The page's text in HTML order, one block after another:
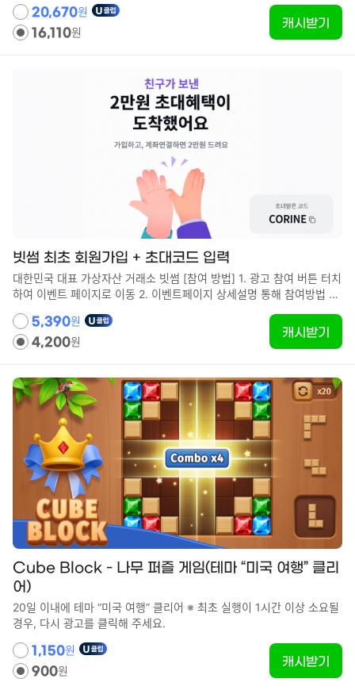
기의 "광고 추적 제한" 설정이 켜져 있거나 "Do Not Track" 설정이 켜
져 있는 경우, 성과 대상에서 제외됩니다. ▼주의사항 ·광고 클릭 후 1시
간 이내에 앱을 처음 실행하지 않으면, 성과가 반영되지 않을 수 있습니
회만 참여 가능) ※ 다른 성과 지점에서 광고에 참여한 적이 있더라도 성
과가 인정되지 않습니다. ·과거에 동일 앱으로 광고에 참여한 이력이 있
는 경우, 다른 기기로 최초 설치를 하더라도 성과가 반영되지 않습니다. ·
성과 달성 후 포인트가 적립되기까지 최대 24시간이 소요될 수 있습니
다. ·앱 내 캠페인(이벤트)은 예고 없이 변경되거나 종료될 수 있습니다.
·기기의 "앱 트래킹 요청 허용" 설정이 꺼져 있는 경우, 포인트를 획득하
지 못할 수 있습니다. ·URL을 다른 사용자와 공유하거나 복사한 URL을
사용하는 것을 삼가해 주세요. 복사한 URL을 통한 설치는 성과 대상에
서 제외됩니다. ·광고 ID를 의도적으로 삭제하거나 초기화하는 경우, 부
정 이용으로 간주될 수 있으므로 삭제나 초기화를 삼가해 주세요. ·앱 내
한 경우, 조사가 어려울 수 있습니다. 【라이브 종료후 성과접수기간】
종료일을 포함하여 30일간 ※상기 기간 내에 성과조건을 달성하지 않았
을 경우 미승인 처리됩니다. ▼성과 조사에 대해서 ·본 조사는 앱 설치를
성과 조건을 달성하더라도 포인트 지급 대상에서 제외됩니다. ·성과 요
건을 달성했음에도 포인트가 지급되지 않을 경우, 본 사이트의 문의 폼
사가 완료되기 전에 앱을 삭제하면 성과 조사 대상에서 제외됩니다. ·포
인트 미지급에 대한 조사를 위해 아래의 정보가 필요하니 준비해 주세
요. ①성과도달일시 ②UID(텍스트) ※유저ID(UID)：설정 → 피드백
→ 메일에 표시
주합니다. ※ ※ 광고 클릭 후 1시간 이내에 반드시 앱을 최초 실행해야 합
니다. ※ ※ 동일한 앱으로 여러 캠페인이 진행 중인 경우, 최초 설치된 캠
치 시점의 조건이 적용됩니다. 획득 조건 달성 기한은 설치일로부터 35
일 이내, 문의 접수 기한은 설치일로부터 42일 이내입니다. ■ 주의사항
・광고 클릭 후 1시간 이내에 최초 실행까지 완료하지 않을 경우, 획득
대상에서 제외될 수 있습니다. ・1시간 이상 소요될 경우, 앱 최초 실행
전에 광고를 다시 클릭해 주십시오. ・동일한 앱으로 캠페인 참여는 1인
1회만 가능합니다. (OS가 달라도 1회만 참여 가능) (과거 동일한 앱으로
캠페인에 참여하고 다른 기기에서 최초 설치한 경우에도 획득 대상에서
제외됩니다.) ・광고 클릭부터 획득 조건 달성까지 통신 환경을 변경할
경우, 획득 대상에서 제외될 수 있습니다. ・광고 클릭부터 획득까지 동
일한 표준 브라우저 내에서 이동하지 않을 경우, 획득 대상에서 제외됩
니다. ・조건 달성 후 보상 반영까지 최대 24시간이 소요될 수 있습니
다. ・캠페인은 예고 없이 변경 또는 종료될 수 있습니다. ・기기의 "앱
추적 허용" 설정이 OFF인 경우, 보상을 획득하지 못할 수 있습니다. 설
정 → 개인 정보 보호 → 추적 → "앱 추적 허용"을 ON으로 설정해 주십
시오. ・URL을 다른 사용자에게 공유하거나 복사한 URL을 이용한 캠페
인 소개는 삼가해 주십시오. ※복사한 URL을 통한 캠페인 접속은 획득
대상에서 제외됩니다. ※의도적으로 광고 ID를 삭제 또는 재설정한 경우,
부정 사용으로 판단될 수 있으므로 삭제 또는 재설정을 삼가해 주십시
도전 중(또는 포인트 통장)에 반영되지 않는 경우 ※참여 중에 반영되더
라도 두 번째 참여인 경우 획득 대상에서 제외됩니다. ・공용 Wi-Fi를 사
용하여 설치하거나 획득 조건을 달성한 경우 ・다른 기기에서 동일한 IP
로 설치하거나 획득 조건을 달성한 경우 ※다른 기기나 가족, 친구와 동
일한 IP 주소로 설치하는 경우도 대상에서 제외됩니다. ・회선이 불안정
한 상태에서 설치한 경우 ・설치가 다른 광고 성과로 간주되는 경우 ・
설치 전후에 SNS 등에서 동영상을 시청한 경우 ・설치 중에 다른 작업
을 수행한 경우 ・광고 차단(Ad Block)을 사용하는 경우 ・과거에 앱을
설치한 적이 있는 경우 ・과거에 획득 조건까지 달성한 적이 있는 경우
・새로 설치한 기기에 다른 데이터를 이전하여 획득 조건까지 달성한 경
우 ・새로 설치한 기기와 다른 기기에 데이터를 이전하여 획득 조건까지
외에서 설치한 경우 ・문의 요청 시 해당 앱을 삭제한 경우 획득 대상에
서 제외 ・획득 조건 달성 전에 해당 앱을 삭제한 경우 획득 대상에서 제
외 ・광고주가 정상적인 신청이 아니라고 판단한 경우 ・기기의 "추적
광고 제한" 설정이 ON인 경우 ・한국 이외 지역에서 접속하거나 한국
NS 등에 기재된 링크를 통해 접속한 경우 획득 대상에서 제외 ■ 문의
관련 앱 관련 문의는 설치 및 최초 실행 후 참여 중/도전 중에 반영되지
않을 경우 조사 대상에서 제외됩니다. (이용하는 사이트에 따라 판정 중,
20,670원
16,110원
캐시받기
빗썸 최초 회원가입 + 초대코드 입력
대한민국 대표 가상자산 거래소 빗썸 [참여 방법] 1. 광고 참여 버튼 터치
하여 이벤트 페이지로 이동 2. 이벤트페이지 상세설명 통해 참여방법 확
폰 / 코드 등록 -> 초대코드 등록하기 5. 초대코드 CORINE 등록 6.앱
하단 자산현황 -> 거래내역 에서 친구초대 리워드 및 최초 가입 축하 지
- 7일 이내 참여해야 포인트가 지급됩니다. - 포인트 지급까지 최대 24
시간 까지 소요될 수 있습니다. - WIFI가 아닌 환경에서는 데이터 이용
료가 발생할 수 있습니다. - 광고 추적허용 동의하지 않은 경우 적립되지
않습니다. (iOS 한정)
5,390원
4,200원
캐시받기
Cube Block - 나무 퍼즐 게임(테마 “미국 여행” 클리
어)
20일 이내에 테마 “미국 여행” 클리어 ※ 최초 실행이 1시간 이상 소요될
경우, 다시 광고를 클릭해 주세요.
1,150원
900원
캐시받기